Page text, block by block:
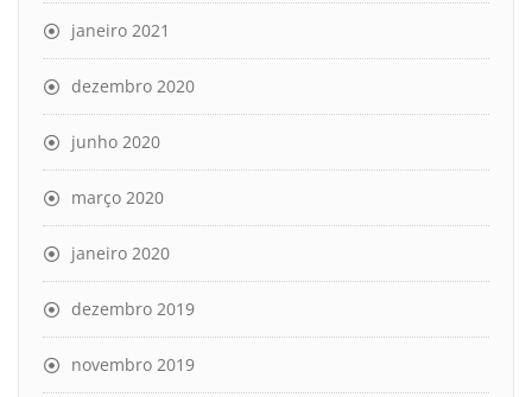
janeiro 2021
dezembro 2020
junho 2020
março 2020
janeiro 2020
dezembro 2019
novembro 2019